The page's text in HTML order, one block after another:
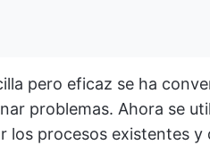
pero eficaz se ha
problemas. Ahora se
los procesos existentes y